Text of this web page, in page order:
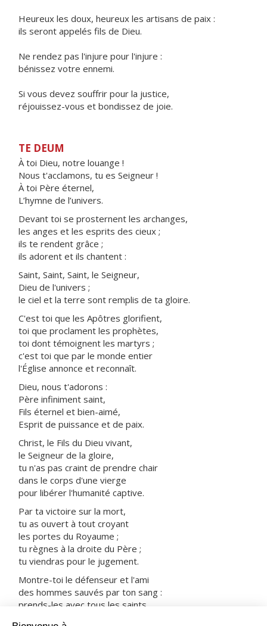
Heureux les doux, heureux les artisans de paix :
ils seront appelés fils de Dieu.
Ne rendez pas l'injure pour l'injure :
bénissez votre ennemi.
Si vous devez souffrir pour la justice,
réjouissez-vous et bondissez de joie.
TE DEUM
À toi Dieu, notre louange !
Nous t'acclamons, tu es Seigneur !
À toi Père éternel,
L’hymne de l’univers.
Devant toi se prosternent les archanges,
les anges et les esprits des cieux ;
ils te rendent grâce ;
ils adorent et ils chantent :
Saint, Saint, Saint, le Seigneur,
Dieu de l'univers ;
le ciel et la terre sont remplis de ta gloire.
C'est toi que les Apôtres glorifient,
toi que proclament les prophètes,
toi dont témoignent les martyrs ;
c'est toi que par le monde entier
l'Église annonce et reconnaît.
Dieu, nous t'adorons :
Père infiniment saint,
Fils éternel et bien-aimé,
Esprit de puissance et de paix.
Christ, le Fils du Dieu vivant,
le Seigneur de la gloire,
tu n'as pas craint de prendre chair
dans le corps d'une vierge
pour libérer l'humanité captive.
Par ta victoire sur la mort,
tu as ouvert à tout croyant
les portes du Royaume ;
tu règnes à la droite du Père ;
tu viendras pour le jugement.
Montre-toi le défenseur et l'ami
des hommes sauvés par ton sang :
prends-les avec tous les saints